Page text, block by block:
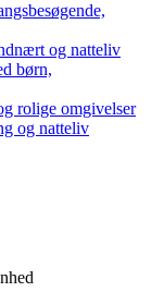
og natteliv
børn,
rolige omgivelser
og natteliv